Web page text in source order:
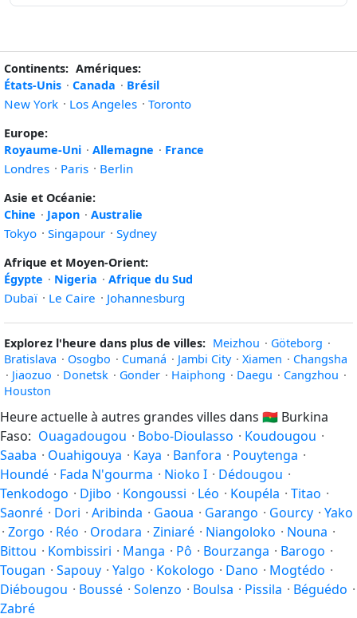
Continents: Amériques:
États-Unis · Canada · Brésil
New York · Los Angeles · Toronto
Europe:
Royaume-Uni · Allemagne · France
Londres · Paris · Berlin
Asie et Océanie:
Chine · Japon · Australie
Tokyo · Singapour · Sydney
Afrique et Moyen-Orient:
Égypte · Nigeria · Afrique du Sud
Dubaï · Le Caire · Johannesburg
Explorez l'heure dans plus de villes: Meizhou · Göteborg ·
Bratislava · Osogbo · Cumaná · Jambi City · Xiamen · Changsha
· Jiaozuo · Donetsk · Gonder · Haiphong · Daegu · Cangzhou ·
Houston
Heure actuelle à autres grandes villes dans 🇧🇫 Burkina
Faso: Ouagadougou · Bobo-Dioulasso · Koudougou ·
Saaba · Ouahigouya · Kaya · Banfora · Pouytenga ·
Houndé · Fada N'gourma · Nioko I · Dédougou ·
Tenkodogo · Djibo · Kongoussi · Léo · Koupéla · Titao ·
Saonré · Dori · Aribinda · Gaoua · Garango · Gourcy · Yako
· Zorgo · Réo · Orodara · Ziniaré · Niangoloko · Nouna ·
Bittou · Kombissiri · Manga · Pô · Bourzanga · Barogo ·
Tougan · Sapouy · Yalgo · Kokologo · Dano · Mogtédo ·
Diébougou · Boussé · Solenzo · Boulsa · Pissila · Béguédo ·
Zabré